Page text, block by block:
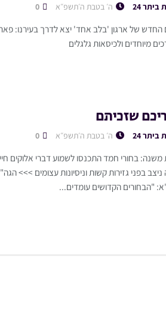
24 ה׳ בטבת ה׳תשפ״א
החדש של ארגון 'בלב אחד' יצא לדרך בעירנו: פארק
מיוחדים ולכיסאות גלגלים
שזכיתם
24 ה׳ בטבת ה׳תשפ״א
משנה: בחורי חמד התכנסו לשמוע דברי אלוקים
בפני גזירות קשות וניסיונות עצומים >>>
"הבחורים הקדושים עומדים...